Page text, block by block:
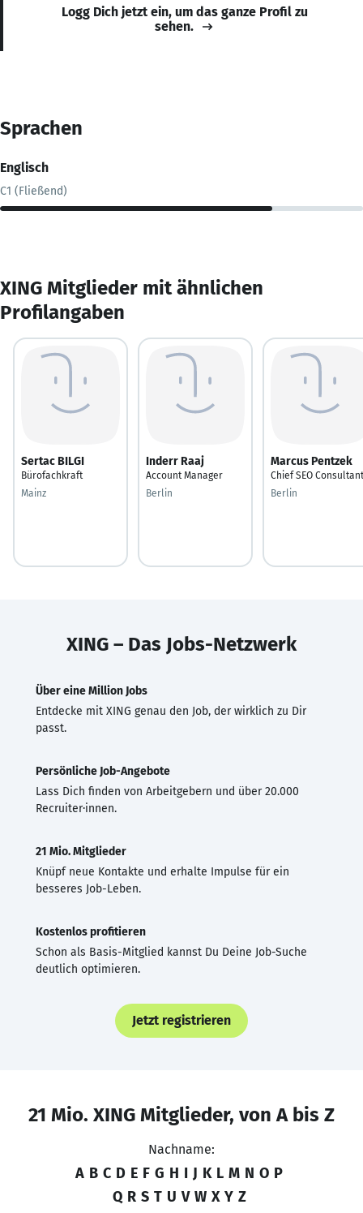
Logg Dich jetzt ein, um das ganze Profil zu
sehen.
Sprachen
Englisch
C1 (Fließend)
XING Mitglieder mit ähnlichen
Profilangaben
Sertac BILGI
Bürofachkraft
Mainz
Inderr Raaj
Account Manager
Berlin
Marcus Pentzek
Chief SEO Consultant
Berlin
XING – Das Jobs-Netzwerk
Über eine Million Jobs
Entdecke mit XING genau den Job, der wirklich zu Dir
passt.
Persönliche Job-Angebote
Lass Dich finden von Arbeitgebern und über 20.000
Recruiter·innen.
21 Mio. Mitglieder
Knüpf neue Kontakte und erhalte Impulse für ein
besseres Job-Leben.
Kostenlos profitieren
Schon als Basis-Mitglied kannst Du Deine Job-Suche
deutlich optimieren.
Jetzt registrieren
21 Mio. XING Mitglieder, von A bis Z
Nachname:
A B C D E F G H I J K L M N O P
Q R S T U V W X Y Z